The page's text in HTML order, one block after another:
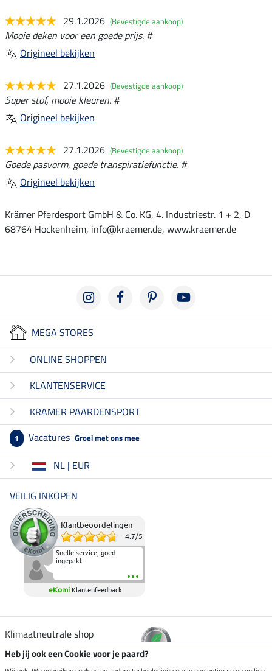
29.1.2026 (Bevestigde aankoop)
Mooie deken voor een goede prijs. #
Origineel bekijken
27.1.2026 (Bevestigde aankoop)
Super stof, mooie kleuren. #
Origineel bekijken
27.1.2026 (Bevestigde aankoop)
Goede pasvorm, goede transpiratiefunctie. #
Origineel bekijken
Krämer Pferdesport GmbH & Co. KG, 4. Industriestr. 1 + 2, D
68764 Hockenheim, info@kraemer.de, www.kraemer.de
MEGA STORES
ONLINE SHOPPEN
KLANTENSERVICE
KRAMER PAARDENSPORT
1 Vacatures Groei met ons mee
NL | EUR
VEILIG INKOPEN
Klantbeoordelingen
4.7/5
Snelle service, goed
ingepakt.
eKomi Klantenfeedback
Klimaatneutrale shop
Heb jij ook een Cookie voor je paard?